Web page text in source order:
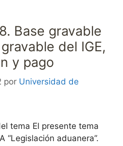
Base gravable
del IGE,
y pago
por Universidad de
tema El presente tema
“Legislación aduanera”.